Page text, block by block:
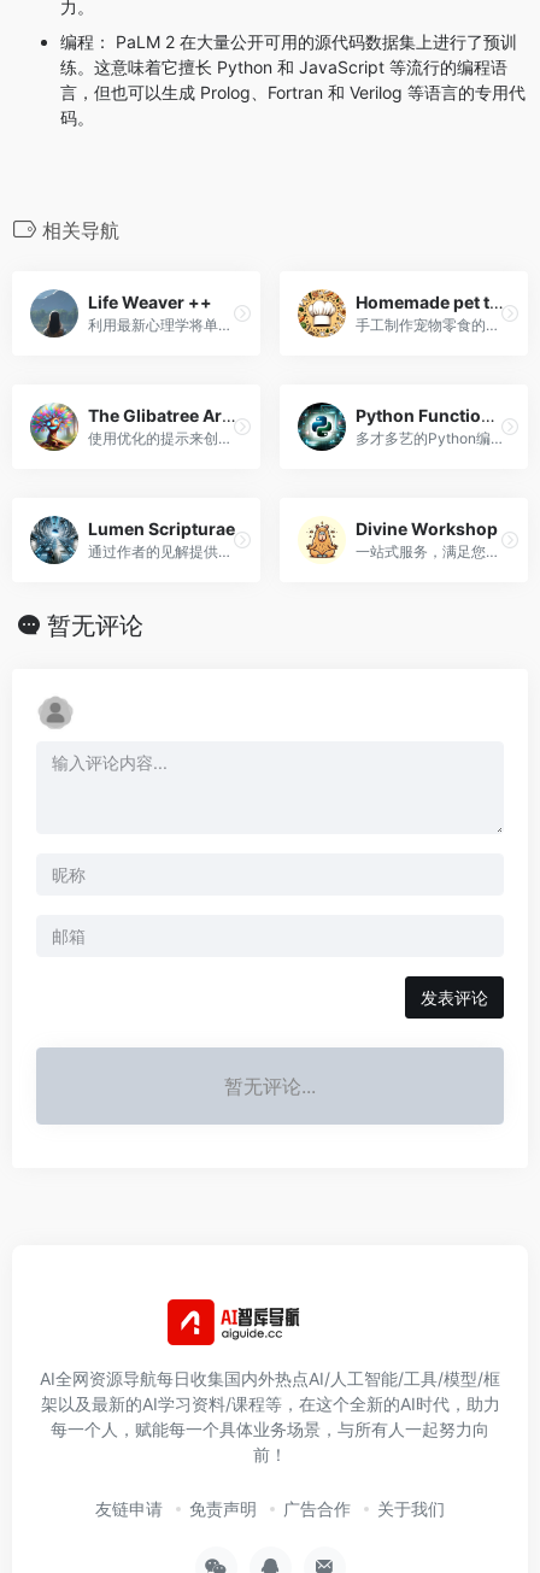
力。
编程： PaLM 2 在大量公开可用的源代码数据集上进行了预训
练。这意味着它擅长 Python 和 JavaScript 等流行的编程语
言，但也可以生成 Prolog、Fortran 和 Verilog 等语言的专用代
码。
相关导航
Life Weaver ++
利用最新心理学将单词分为16种模式并回复您的咨询。
Homemade pet treat Recipes
手工制作宠物零食的专家，具有互动指导和全球吸引力。
The Glibatree Art Designer
使用优化的提示来创造美丽的艺术！
Python Function Generator
多才多艺的Python编程助手，擅长跨各种项目的TDD和pytest。
Lumen Scripturae
通过作者的见解提供启发性的圣经学习帮助。
Divine Workshop
一站式服务，满足您任何值得信赖的需求。
暂无评论
发表评论
暂无评论...
AI全网资源导航每日收集国内外热点AI/人工智能/工具/模型/框
架以及最新的AI学习资料/课程等，在这个全新的AI时代，助力
每一个人，赋能每一个具体业务场景，与所有人一起努力向
前！
友链申请 免责声明 广告合作 关于我们